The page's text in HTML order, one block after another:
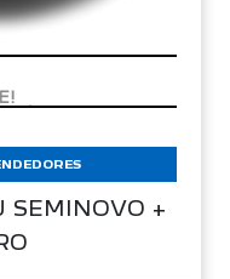
SEMINOVO +